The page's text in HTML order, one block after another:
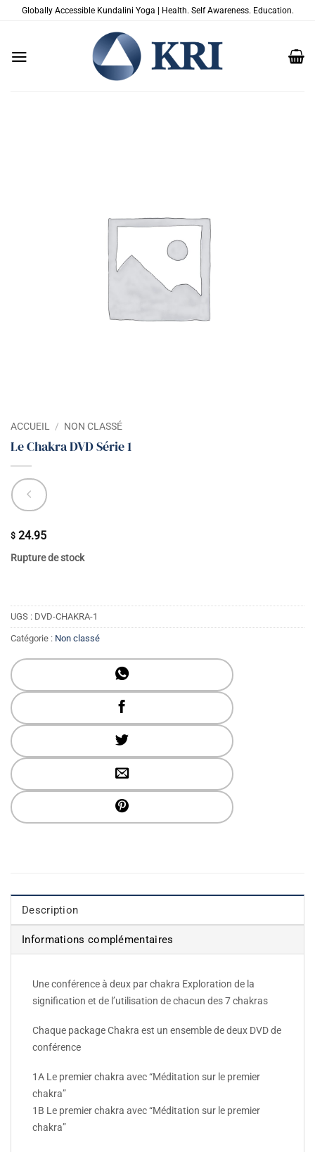
PasserGlobally Accessible Kundalini Yoga | Health. Self Awareness. Education.
ACCUEIL / NON CLASSÉ
Le Chakra DVD Série 1
$ 24.95
Rupture de stock
UGS : DVD-CHAKRA-1
Catégorie : Non classé
Description
Informations complémentaires
Une conférence à deux par chakra Exploration de la
signification et de l’utilisation de chacun des 7 chakras
Chaque package Chakra est un ensemble de deux DVD de
conférence
1A Le premier chakra avec “Méditation sur le premier
chakra”
1B Le premier chakra avec “Méditation sur le premier
chakra”